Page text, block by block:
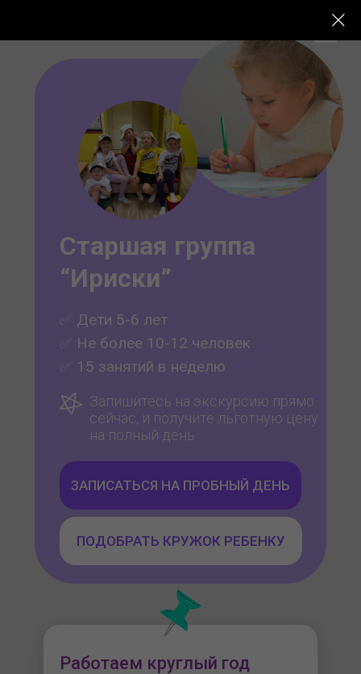
Старшая группа
“Ириски”
✅ Дети 5-6 лет
✅ Не более 10-12 человек
✅ 15 занятий в неделю
Запишитесь на экскурсию прямо
сейчас, и получите льготную цену
на полный день
ЗАПИСАТЬСЯ НА ПРОБНЫЙ ДЕНЬ
ПОДОБРАТЬ КРУЖОК РЕБЕНКУ
Работаем круглый год